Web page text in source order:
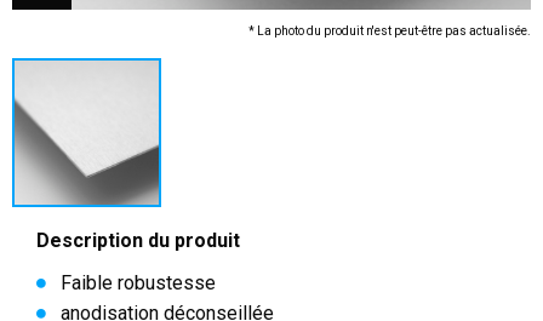
* La photo du produit n'est peut-être pas actualisée.
Description du produit
Faible robustesse
anodisation déconseillée